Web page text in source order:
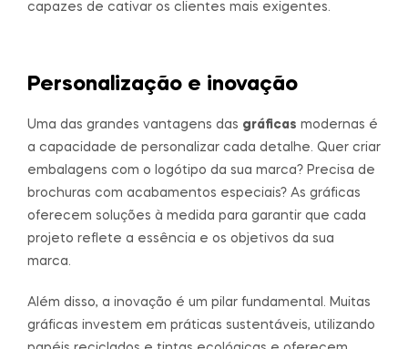
capazes de cativar os clientes mais exigentes.
Personalização e inovação
Uma das grandes vantagens das gráficas modernas é
a capacidade de personalizar cada detalhe. Quer criar
embalagens com o logótipo da sua marca? Precisa de
brochuras com acabamentos especiais? As gráficas
oferecem soluções à medida para garantir que cada
projeto reflete a essência e os objetivos da sua
marca.
Além disso, a inovação é um pilar fundamental. Muitas
gráficas investem em práticas sustentáveis, utilizando